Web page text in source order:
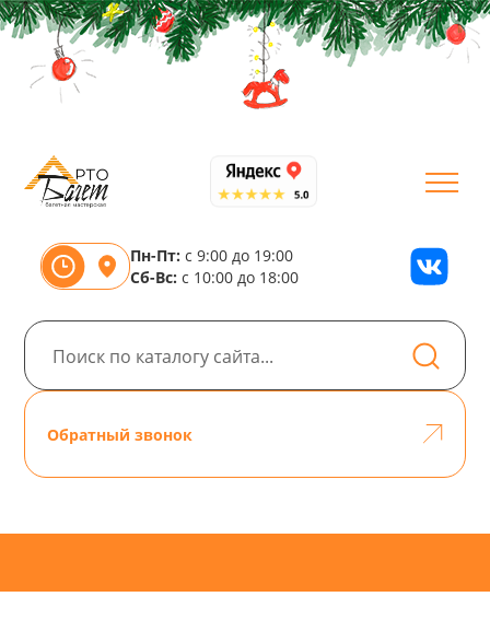
Пн-Пт: с 9:00 до 19:00
Сб-Вс: с 10:00 до 18:00
Обратный звонок